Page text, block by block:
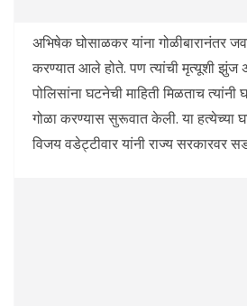
अभिषेक घोसाळकर यांना गोळीबारानंतर
करण्यात आले होते. पण त्यांची मृत्यूशी झुंज
पोलिसांना घटनेची माहिती मिळताच
गोळा करण्यास सुरूवात केली. या हत्येच्या
विजय वडेट्टीवार यांनी राज्य सरकारवर